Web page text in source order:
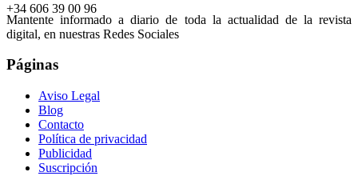
+34 606 39 00 96
Mantente informado a diario de toda la actualidad de la revista
digital, en nuestras Redes Sociales
Páginas
Aviso Legal
Blog
Contacto
Política de privacidad
Publicidad
Suscripción